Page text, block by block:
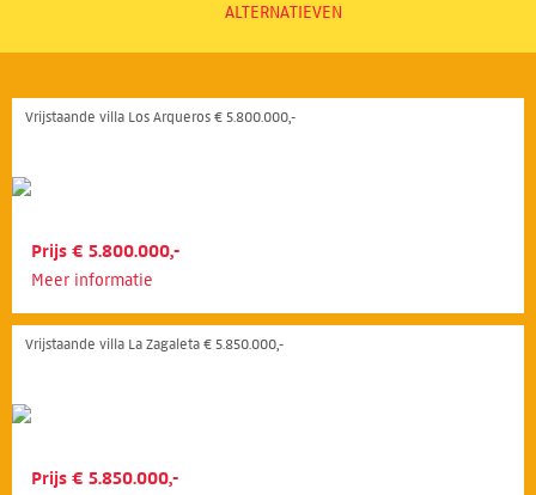
ALTERNATIEVEN
Vrijstaande villa Los Arqueros € 5.800.000,-
Prijs € 5.800.000,-
Meer informatie
Vrijstaande villa La Zagaleta € 5.850.000,-
Prijs € 5.850.000,-